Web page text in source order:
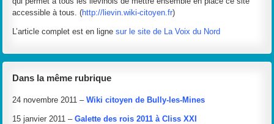
accessible à tous. (http://lievin.wiki-citoyen.fr)
L’article complet est en lignesur le site de La Voix du Nord
Dans la même rubrique
24 novembre 2011 –Wiki citoyen de Bully-les-Mines
15 janvier 2011 –Galette des rois 2011 à Cliss XXI